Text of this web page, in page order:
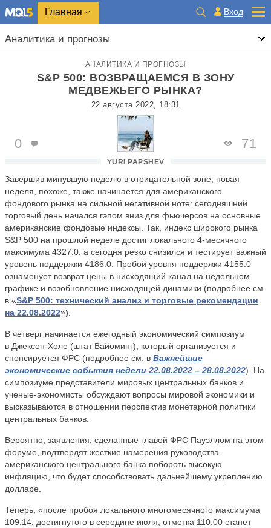
Главная Вход
Аналитика и прогнозы
АНАЛИТИКА И ПРОГНОЗЫ
S&P 500: ВОЗВРАЩАЕМСЯ В ЗОНУ
МЕДВЕЖЬЕГО РЫНКА?
22 августа 2022, 18:31
YURI PAPSHEV
0 71
Завершив минувшую неделю в отрицательной зоне, новая
неделя, похоже, также начинается для американского
фондового рынка на сильной негативной ноте: сегодняшний
торговый день начался гэпом вниз для фьючерсов на основные
американские фондовые индексы. Так, индекс широкого рынка
S&P 500 на прошлой неделе достиг локального 4-месячного
максимума 4327.0, а сегодня резко снизился и тестирует важный
уровень поддержки 4186.0. Пробой уровня поддержки 4155.0
ознаменует возврат цены в нисходящий канал на недельном
графике и возобновление нисходящей динамики (подробнее см.
в «S&P 500: технический анализ и торговые рекомендации
на 22.08.2022»)
В четверг начинается ежегодный экономический симпозиум
в Джексон-Холе (штат Вайоминг), который организуется и
спонсируется ФРС (подробнее см. в Важнейшие
экономические события недели 22.08.2022 – 28.08.2022). На
симпозиуме представители мировых центральных банков и
ученые-экономисты обсуждают вопросы мировой экономики и
высказываются в отношении перспектив монетарной политики
центральных банков.
Вероятно, заявления, сделанные главой ФРС Пауэллом на этом
форуме, подтвердят жесткие намерения руководства
американского центрального банка побороть высокую
инфляцию, что будет способствовать дальнейшему укреплению
долларе.
Теперь, «после пробоя локального многомесячного максимума
109.14, достигнутого в середине июля, отметка 110.00 станет